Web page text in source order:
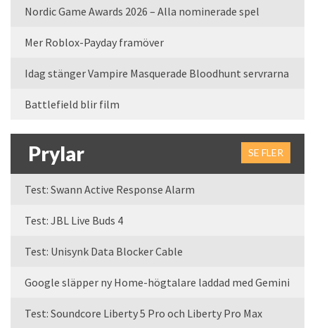
Nordic Game Awards 2026 – Alla nominerade spel
Mer Roblox-Payday framöver
Idag stänger Vampire Masquerade Bloodhunt servrarna
Battlefield blir film
Prylar SE FLER
Test: Swann Active Response Alarm
Test: JBL Live Buds 4
Test: Unisynk Data Blocker Cable
Google släpper ny Home-högtalare laddad med Gemini
Test: Soundcore Liberty 5 Pro och Liberty Pro Max